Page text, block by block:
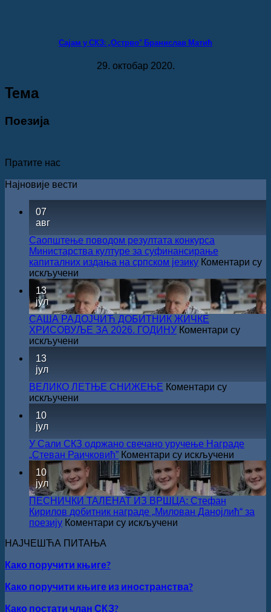
Сајам у СКЗ: „Острво“ Бранислав Матић
29. октобар 2020.
Teма
Поезија
Пратите нас
Најновије вести
07
авг
Саопштење поводом резултата конкурса
Министарства културе за суфинансирање
капиталних издања на српском језику Коментари су
искључени
Саопштење
поводом
резултата
конкурса
Министарства
културе
за
издања
на
српском
13
јул
САША РАДОЈЧИЋ ДОБИТНИК ЖИЧКЕ
ХРИСОВУЉЕ ЗА 2026. ГОДИНУ Коментари су
искључени
ЖИЧКЕ
ХРИСОВУЉЕ
ЗА
13
јул
ВЕЛИКО ЛЕТЊЕ СНИЖЕЊЕ Коментари су
искључени
10
јул
У Сали СКЗ одржано свечано уручење Награде
„Стеван Раичковић” Коментари су искључени
У
Сали
СКЗ
свечано
10
јул
ПЕСНИЧКИ ТАЛЕНАТ ИЗ ВРШЦА: Стефан
Кирилов добитник награде „Милован Данојлић“ за
поезију Коментари су искључени
Кирилов
НАЈЧЕШЋА ПИТАЊА
Како поручити књиге?
Како поручити књиге из иностранства?
Како постати члан СКЗ?